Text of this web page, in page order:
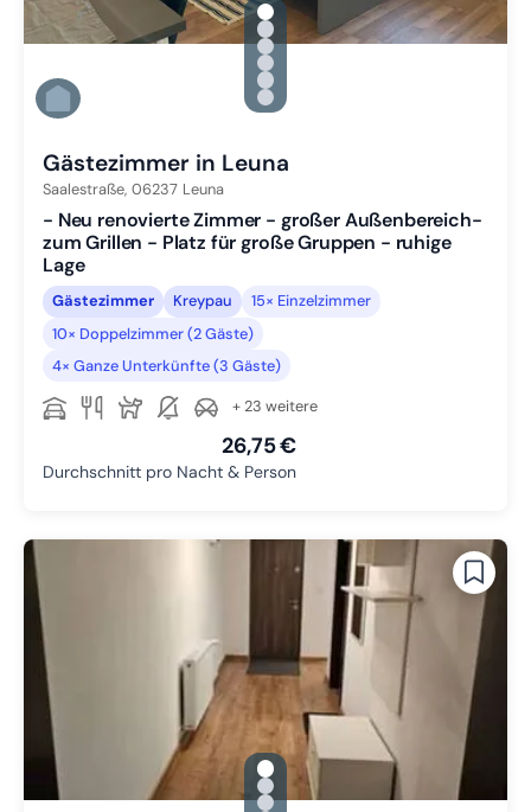
gallery.slide_selector
Zu Slide 1 wechseln
Zu Slide 2 wechseln
Zu Slide 3 wechseln
Zu Slide 4 wechseln
Zu Slide 5 wechseln
Zu Slide 6 wechseln
Gästezimmer in Leuna
Saalestraße, 06237 Leuna
- Neu renovierte Zimmer - großer Außenbereich-
zum Grillen - Platz für große Gruppen - ruhige
Lage
Gästezimmer Kreypau
15× Einzelzimmer
10× Doppelzimmer (2 Gäste)
4× Ganze Unterkünfte (3 Gäste)
+ 23 weitere
26,75 €
Durchschnitt pro Nacht & Person
gallery.slide_selector
Zu Slide 1 wechseln
Zu Slide 2 wechseln